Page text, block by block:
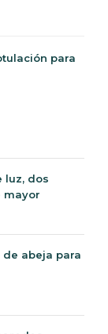
para
luz, dos
mayor
abeja para